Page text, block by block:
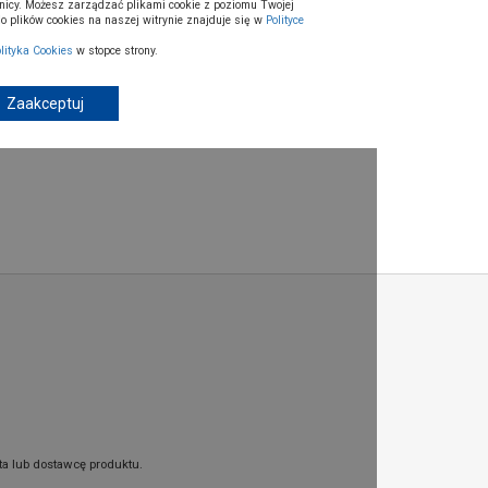
zastosowanie wiertło doskonale sprawdzi się
i podczas generalnych prac wykończeniowych.
wytrzymałość i odporność na uszkodzenia.
lub dostawcę produktu.
Możesz zarządzać plikami cookie z poziomu Twojej
plików cookies na naszej witrynie znajduje się w Polityce
Cookies w stopce strony.
Zaakceptuj